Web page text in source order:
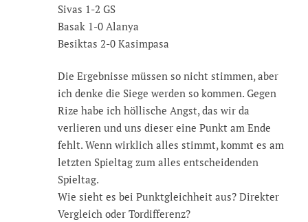
Sivas 1-2 GS
Basak 1-0 Alanya
Besiktas 2-0 Kasimpasa
Die Ergebnisse müssen so nicht stimmen, aber
ich denke die Siege werden so kommen. Gegen
Rize habe ich höllische Angst, das wir da
verlieren und uns dieser eine Punkt am Ende
fehlt. Wenn wirklich alles stimmt, kommt es am
letzten Spieltag zum alles entscheidenden
Spieltag.
Wie sieht es bei Punktgleichheit aus? Direkter
Vergleich oder Tordifferenz?